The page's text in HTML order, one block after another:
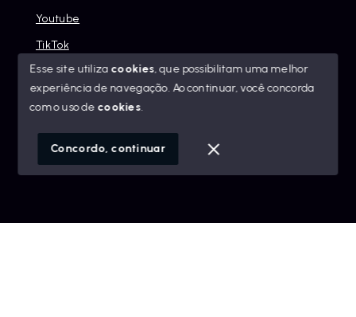
Youtube
TikTok
© Copyright 2026 - Alexandre Abreu Imóveis - Todos os
SITE PARA IMOBILIARIA
Esse site utiliza cookies, que possibilitam uma melhor
experiência de navegação.Ao continuar, você concorda
com o uso de cookies.
Concordo, continuar